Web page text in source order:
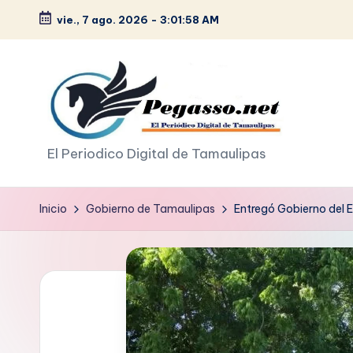
Saltar
contenido
vie., 7 ago. 2026 - 3:01:59 AM
p
e
g
El Periodico Digital de Tamaulipas
Inicio Gobierno de Tamaulipas Entregó Gobierno del